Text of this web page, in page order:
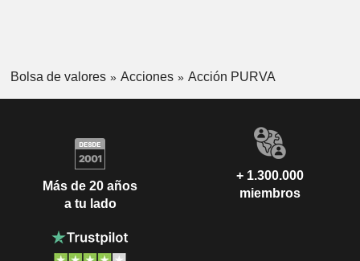
Bolsa de valores Acciones Acción PURVA
Más de 20 años
a tu lado
+ 1.300.000
miembros